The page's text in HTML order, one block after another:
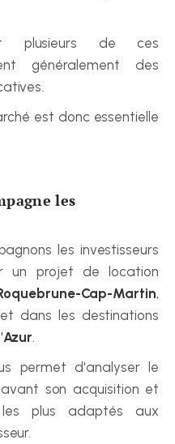
plusieurs de ces
généralement des
est donc essentielle
les
les investisseurs
un projet de location
Cap-Martin
dans les destinations
.
permet d'analyser le
son acquisition et
plus adaptés aux